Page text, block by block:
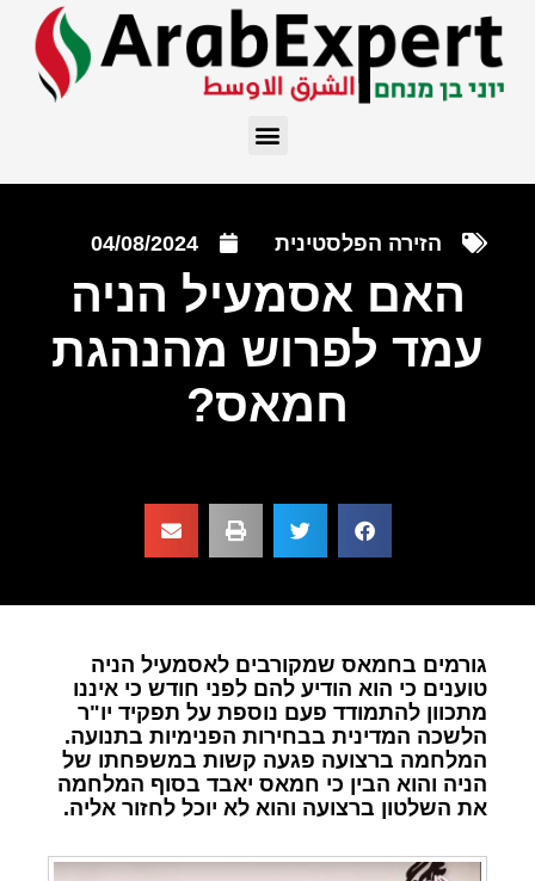
הזירה הפלסטינית 04/08/2024
האם אסמעיל הניה
עמד לפרוש מהנהגת
חמאס?
גורמים בחמאס שמקורבים לאסמעיל הניה
טוענים כי הוא הודיע להם לפני חודש כי איננו
מתכוון להתמודד פעם נוספת על תפקיד יו"ר
הלשכה המדינית בבחירות הפנימיות בתנועה.
המלחמה ברצועה פגעה קשות במשפחתו של
הניה והוא הבין כי חמאס יאבד בסוף המלחמה
את השלטון ברצועה והוא לא יוכל לחזור אליה.